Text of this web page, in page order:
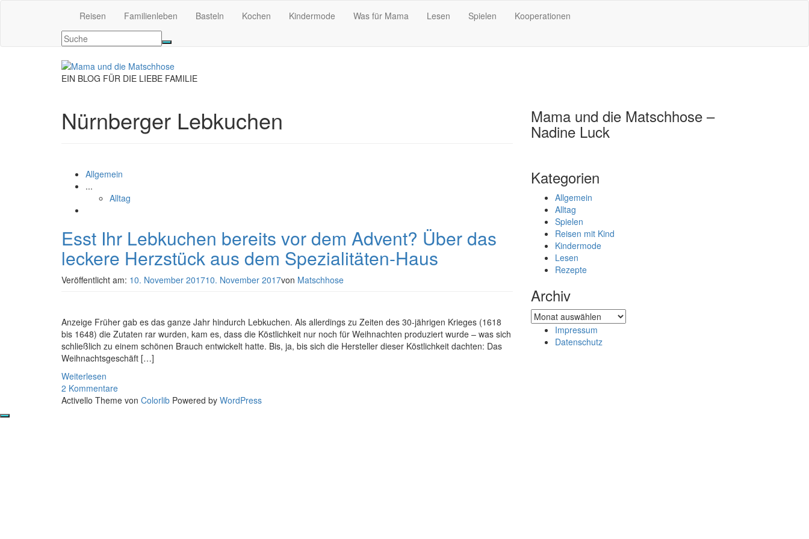
Reisen Familienleben Basteln Kochen Kindermode Was für Mama Lesen Spielen Kooperationen
EIN BLOG FÜR DIE LIEBE FAMILIE
Nürnberger Lebkuchen
Allgemein
...
Alltag
Esst Ihr Lebkuchen bereits vor dem Advent? Über das
leckere Herzstück aus dem Spezialitäten-Haus
Veröffentlicht am: 10. November 201710. November 2017von Matschhose
Anzeige Früher gab es das ganze Jahr hindurch Lebkuchen. Als allerdings zu Zeiten des 30-jährigen Krieges (1618
bis 1648) die Zutaten rar wurden, kam es, dass die Köstlichkeit nur noch für Weihnachten produziert wurde – was sich
schließlich zu einem schönen Brauch entwickelt hatte. Bis, ja, bis sich die Hersteller dieser Köstlichkeit dachten: Das
Weihnachtsgeschäft […]
Weiterlesen
2 Kommentare
Mama und die Matschhose –
Nadine Luck
Kategorien
Allgemein
Alltag
Spielen
Reisen mit Kind
Kindermode
Lesen
Rezepte
Archiv
Archiv
Impressum
Datenschutz
Activello Theme von Colorlib Powered by WordPress